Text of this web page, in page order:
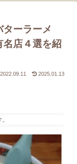
ーラーメ
名店４選を紹
2022.09.11 2025.01.13